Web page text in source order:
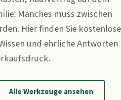
Manches muss zwischen
Hier finden Sie kostenlose
und ehrliche Antworten
Alle Werkzeuge ansehen